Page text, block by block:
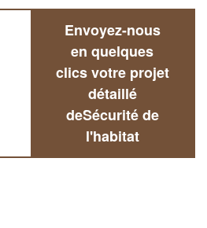
Envoyez-nous
en quelques
clics votre projet
détaillé
deSécurité de
l'habitat